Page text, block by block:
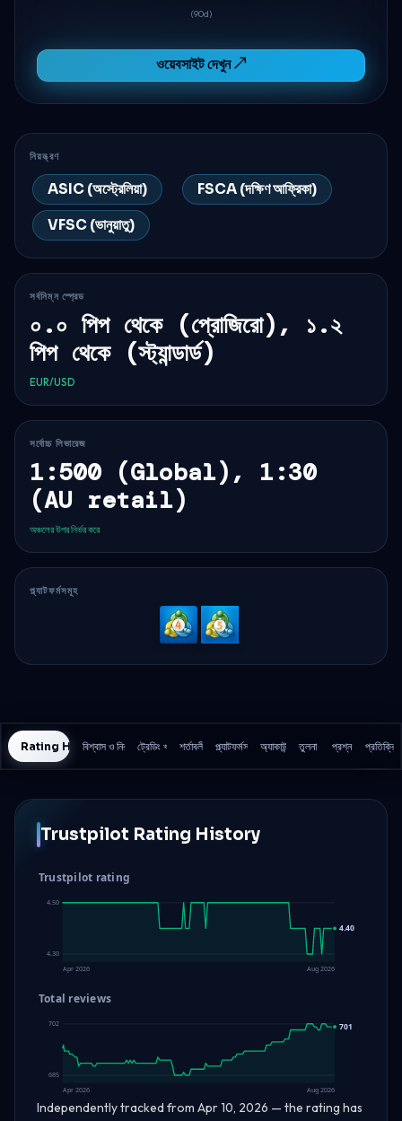
(90d)
ওয়েবসাইট দেখুন ↗
নিয়ন্ত্রণ
ASIC (অস্ট্রেলিয়া)
FSCA (দক্ষিণ আফ্রিকা)
VFSC (ভানুয়াতু)
সর্বনিম্ন স্প্রেড
০.০ পিপ থেকে (প্রোজিরো), ১.২
পিপ থেকে (স্ট্যান্ডার্ড)
EUR/USD
সর্বোচ্চ লিভারেজ
1:500 (Global), 1:30
(AU retail)
অঞ্চলের উপর নির্ভর করে
প্ল্যাটফর্মসমূহ
MetaTrader
4
Rating Historyবিশ্বাস ও নিরাপত্তাট্রেডিং খরচ শর্তাবলী প্ল্যাটফর্মসমূহ অ্যাকাউন্ট তুলনা প্রশ্ন প্রতিক্রিয়া
Trustpilot Rating History
Trustpilot rating
4.50
4.30
4.40
Apr 2026 Aug 2026
Total reviews
702
685
701
Apr 2026 Aug 2026
Independently tracked from Apr 10, 2026 — the rating has